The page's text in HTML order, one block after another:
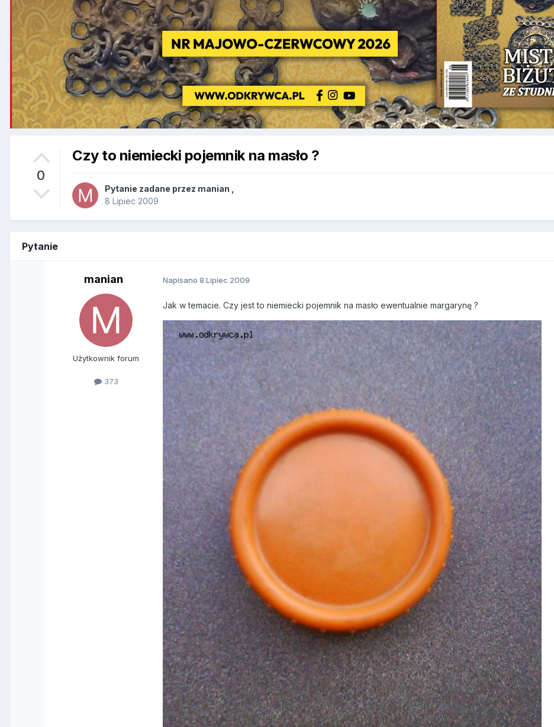
0
Czy to niemiecki pojemnik na masło ?
Pytanie zadane przez manian
8 Lipiec 2009
Pytanie
manian
Użytkownik forum
373
Napisano8 Lipiec 2009
Jak w temacie. Czy jest to niemiecki pojemnik na masło ewentualnie margarynę ?